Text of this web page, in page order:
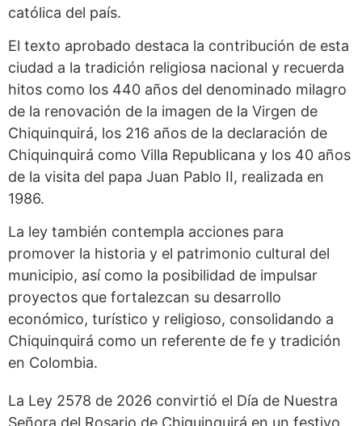
católica del país.
El texto aprobado destaca la contribución de esta
ciudad a la tradición religiosa nacional y recuerda
hitos como los 440 años del denominado milagro
de la renovación de la imagen de la Virgen de
Chiquinquirá, los 216 años de la declaración de
Chiquinquirá como Villa Republicana y los 40 años
de la visita del papa Juan Pablo II, realizada en
1986.
La ley también contempla acciones para
promover la historia y el patrimonio cultural del
municipio, así como la posibilidad de impulsar
proyectos que fortalezcan su desarrollo
económico, turístico y religioso, consolidando a
Chiquinquirá como un referente de fe y tradición
en Colombia.
La Ley 2578 de 2026 convirtió el Día de Nuestra
Señora del Rosario de Chiquinquirá en un festivo